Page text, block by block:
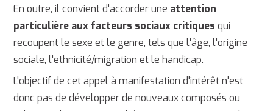
En outre, il convient d'accorder une attention
particulière aux facteurs sociaux critiques qui
recoupent le sexe et le genre, tels que l'âge, l'origine
sociale, l'ethnicité/migration et le handicap.
L'objectif de cet appel à manifestation d'intérêt n'est
donc pas de développer de nouveaux composés ou